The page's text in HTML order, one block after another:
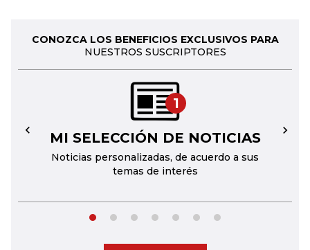
CONOZCA LOS BENEFICIOS EXCLUSIVOS PARA
NUESTROS SUSCRIPTORES
1
MI SELECCIÓN DE NOTICIAS
Noticias personalizadas, de acuerdo a sus
temas de interés
← →